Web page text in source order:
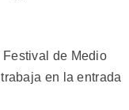
de Medio
en la entrada